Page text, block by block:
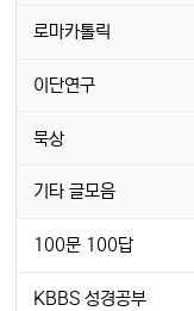
로마카톨릭
이단연구
묵상
기타 글모음
100문 100답
KBBS 성경공부